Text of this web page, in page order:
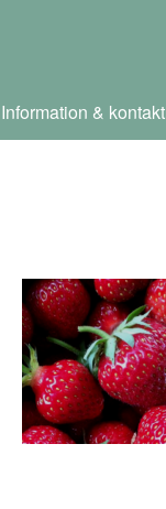
Information & kontakt